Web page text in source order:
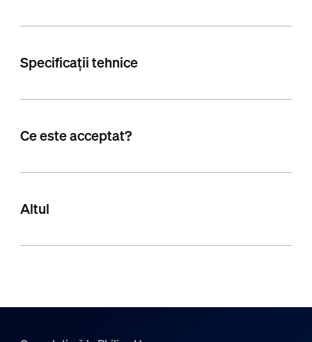
Specificații tehnice
Ce este acceptat?
Altul